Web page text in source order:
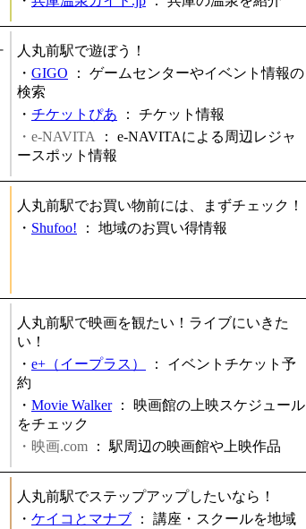
人丸前駅で遊ぼう！
・ GIGO ： ゲームセンターやイベント情報の
検索
・ チケットぴあ ： チケット情報
・e-NAVITA
： e-NAVITAによる周辺レジャ
ースポット情報
人丸前駅でお買い物前には、まずチェック！
・ Shufoo! ： 地域のお買い得情報
人丸前駅で映画を観たい！ライブにいきた
い！
・ e+（イープラス） ： イベントチケット予
約
・ Movie Walker： 映画館の上映スケジュール
をチェック
・映画.com ： 駅周辺の映画館や上映作品
人丸前駅でステップアップしたいなら！
・ ケイコとマナブ ： 講座・スクールを地域